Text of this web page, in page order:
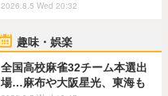
2026.8.5 Wed 20:32
趣味・娯楽
全国高校麻雀32チーム本選出
場…麻布や大阪星光、東海も